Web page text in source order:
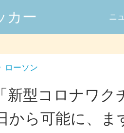
カー ニ
ローソン
新型コロナワク
から可能に、ま